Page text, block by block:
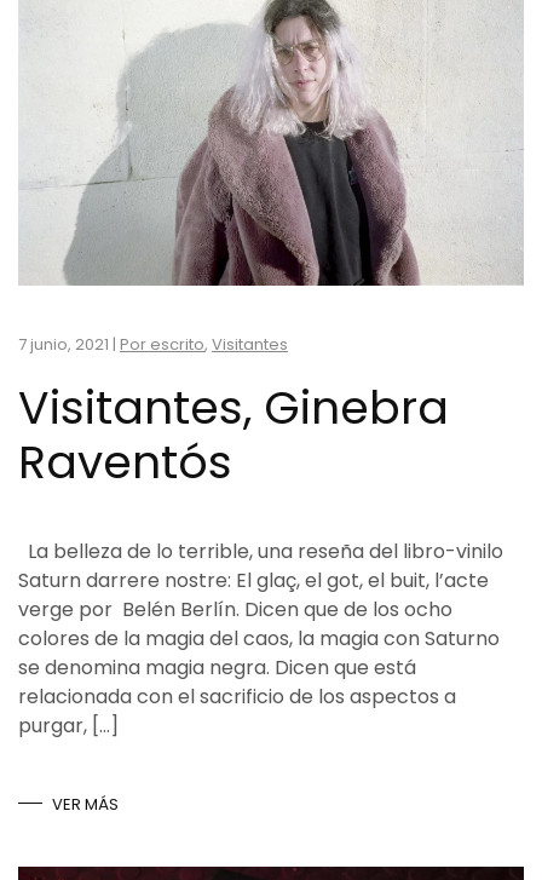
7 junio, 2021 | Por escrito, Visitantes
Visitantes, Ginebra
Raventós
La belleza de lo terrible, una reseña del libro-vinilo
Saturn darrere nostre: El glaç, el got, el buit, l’acte
verge por Belén Berlín. Dicen que de los ocho
colores de la magia del caos, la magia con Saturno
se denomina magia negra. Dicen que está
relacionada con el sacrificio de los aspectos a
purgar, […]
VER MÁS